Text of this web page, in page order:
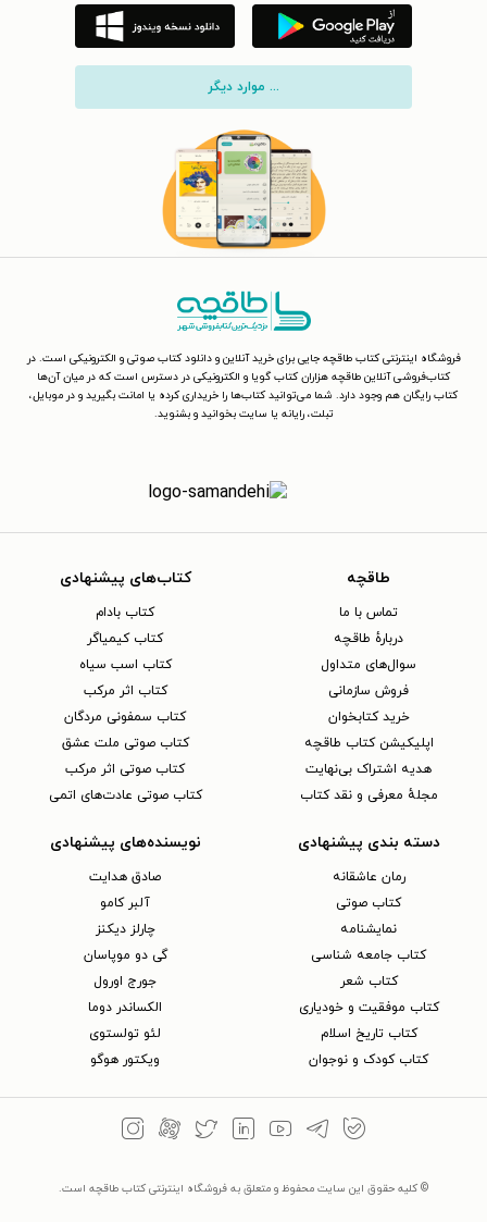
... موارد دیگر
فروشگاه اینترنتی کتاب طاقچه جایی برای خرید آنلاین و دانلود کتاب صوتی و الکترونیکی است. در
کتاب‌فروشی آنلاین طاقچه هزاران کتاب گویا و الکترونیکی در دسترس است که در میان آن‌ها
کتاب رایگان هم وجود دارد. شما می‌توانید کتاب‌ها را خریداری کرده یا امانت بگیرید و در موبایل،
تبلت، رایانه یا سایت بخوانید و بشنوید.
طاقچه
تماس با ما
دربارهٔ طاقچه
سوال‌های متداول
فروش سازمانی
خرید کتابخوان
اپلیکیشن کتاب طاقچه
هدیه اشتراک بی‌نهایت
مجلهٔ معرفی و نقد کتاب
کتاب‌های پیشنهادی
کتاب بادام
کتاب کیمیاگر
کتاب اسب سیاه
کتاب اثر مرکب
کتاب سمفونی مردگان
کتاب صوتی ملت عشق
کتاب صوتی اثر مرکب
کتاب صوتی عادت‌های اتمی
دسته بندی پیشنهادی
رمان عاشقانه
کتاب‌ صوتی
نمایشنامه
کتاب جامعه شناسی
کتاب شعر
کتاب موفقیت و خودیاری
کتاب تاریخ اسلام
کتاب کودک و نوجوان
نویسنده‌های پیشنهادی
صادق هدایت
آلبر کامو
چارلز دیکنز
گی دو موپاسان
جورج اورول
الکساندر دوما
لئو تولستوی
ویکتور هوگو
© کلیه حقوق این سایت محفوظ و متعلق به فروشگاه اینترنتی کتاب طاقچه است.